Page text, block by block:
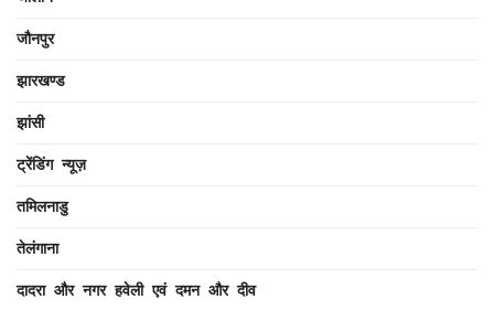
जौनपुर
झारखण्ड
झांसी
ट्रेंडिंग न्यूज़
तमिलनाडु
तेलंगाना
दादरा और नगर हवेली एवं दमन और दीव